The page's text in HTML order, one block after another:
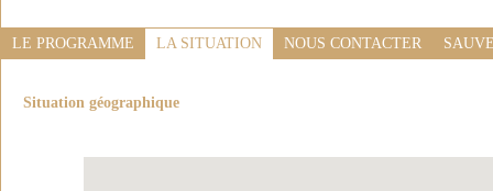
LE PROGRAMME LA SITUATION NOUS CONTACTER
Situation géographique